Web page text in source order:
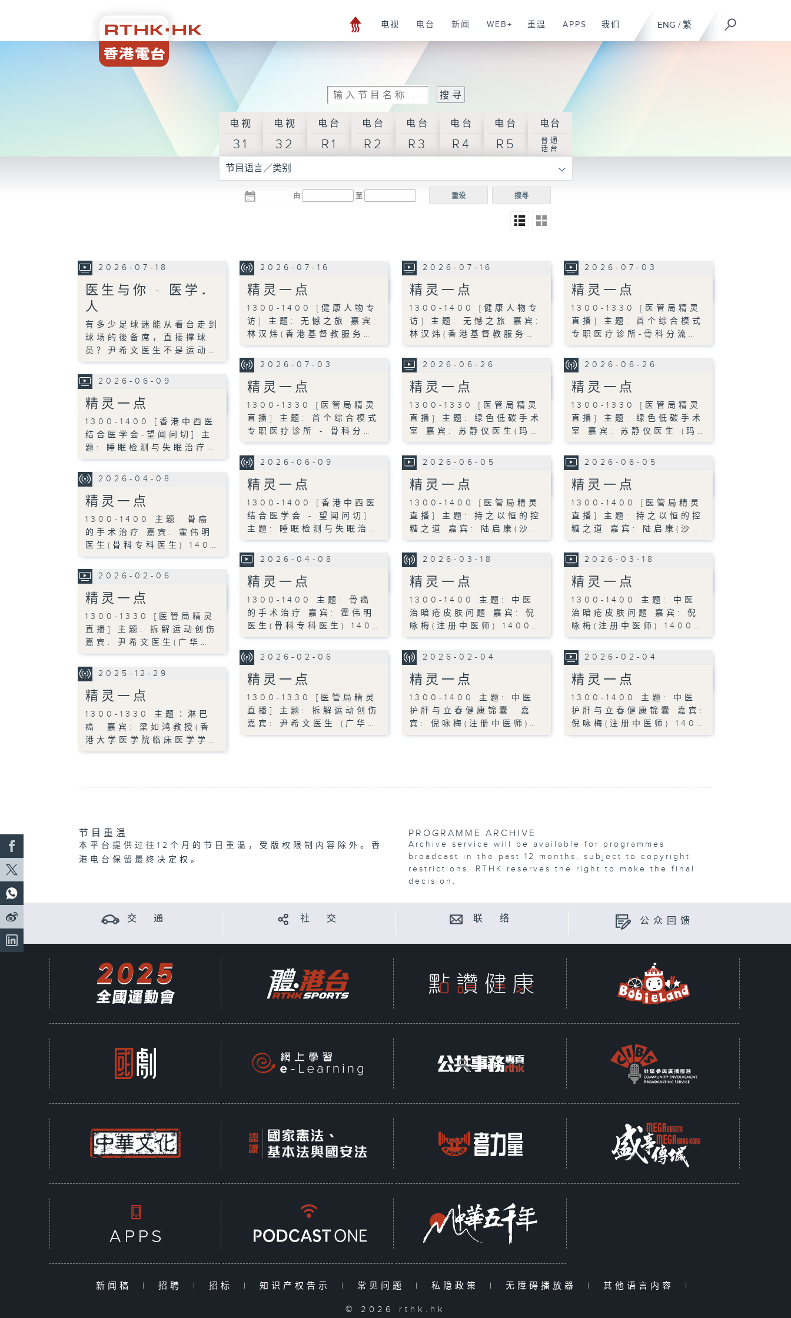
ENG / 繁
电视 电台 新闻 WEB+ 重温 APPS 我们
电视
31
电视
32
电台
R1
电台
R2
电台
R3
电台
R4
电台
R5
电台
普通
话台
节目语言／类别
由 至 搜寻
重设
2026-07-18
医生与你 - 医学．
人
有多少足球迷能从看台走到
球场的後备席，直接撑球
员？尹希文医生不是运动…
2026-07-16
精灵一点
1300-1400 [健康人物专
访] 主题: 无憾之旅 嘉宾:
林汉炜(香港基督教服务…
2026-07-16
精灵一点
1300-1400 [健康人物专
访] 主题: 无憾之旅 嘉宾:
林汉炜(香港基督教服务…
2026-07-03
精灵一点
1300-1330 [医管局精灵
直播] 主题: 首个综合模式
专职医疗诊所-骨科分流…
2026-07-03
精灵一点
1300-1330 [医管局精灵
直播] 主题: 首个综合模式
专职医疗诊所 - 骨科分…
2026-06-26
精灵一点
1300-1330 [医管局精灵
直播] 主题: 绿色低碳手术
室 嘉宾: 苏静仪医生(玛…
2026-06-26
精灵一点
1300-1330 [医管局精灵
直播] 主题: 绿色低碳手术
室 嘉宾: 苏静仪医生 (玛…
2026-06-09
精灵一点
1300-1400 [香港中西医
结合医学会-望闻问切] 主
题: 睡眠检测与失眠治疗…
2026-06-09
精灵一点
1300-1400 [香港中西医
结合医学会 - 望闻问切]
主题: 睡眠检测与失眠治…
2026-06-05
精灵一点
1300-1400 [医管局精灵
直播] 主题: 持之以恒的控
糖之道 嘉宾: 陆启康(沙…
2026-06-05
精灵一点
1300-1400 [医管局精灵
直播] 主题: 持之以恒的控
糖之道 嘉宾: 陆启康(沙…
2026-04-08
精灵一点
1300-1400 主题: 骨癌
的手术治疗 嘉宾: 霍伟明
医生(骨科专科医生) 140…
2026-04-08
精灵一点
1300-1400 主题: 骨癌
的手术治疗 嘉宾: 霍伟明
医生(骨科专科医生) 140…
2026-03-18
精灵一点
1300-1400 主题: 中医
治暗疮皮肤问题 嘉宾: 倪
咏梅(注册中医师) 1400…
2026-03-18
精灵一点
1300-1400 主题: 中医
治暗疮皮肤问题 嘉宾: 倪
咏梅(注册中医师) 1400…
2026-02-06
精灵一点
1300-1330 [医管局精灵
直播] 主题: 拆解运动创伤
嘉宾: 尹希文医生(广华…
2026-02-06
精灵一点
1300-1330 [医管局精灵
直播] 主题: 拆解运动创伤
嘉宾: 尹希文医生 (广华…
2026-02-04
精灵一点
1300-1400 主题: 中医
护肝与立春健康锦囊 嘉
宾: 倪咏梅(注册中医师)…
2026-02-04
精灵一点
1300-1400 主题: 中医
护肝与立春健康锦囊 嘉宾:
倪咏梅(注册中医师) 140…
2025-12-29
精灵一点
1300-1330 主题∶淋巴
癌 嘉宾: 梁如鸿教授(香
港大学医学院临床医学学…
节目重温
本平台提供过往12个月的节目重温，受版权限制内容除外。香
港电台保留最终决定权。
PROGRAMME ARCHIVE
Archive service will be available for programmes
broadcast in the past 12 months, subject to copyright
restrictions. RTHK reserves the right to make the final
decision.
交 通 社 交 联 络 公众回馈
新闻稿 | 招聘 | 招标 | 知识产权告示 | 常见问题 | 私隐政策 | 无障碍播放器 | 其他语言内容 |
© 2026 rthk.hk